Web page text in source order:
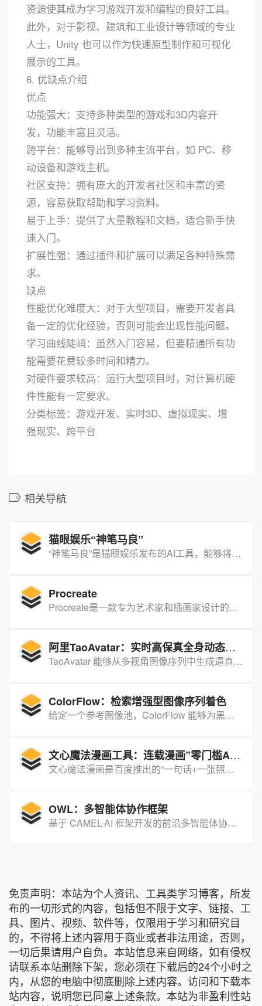
资源使其成为学习游戏开发和编程的良好工具。
此外，对于影视、建筑和工业设计等领域的专业
人士，Unity 也可以作为快速原型制作和可视化
展示的工具。
6. 优缺点介绍
优点
功能强大：支持多种类型的游戏和3D内容开
发，功能丰富且灵活。
跨平台：能够导出到多种主流平台，如 PC、移
动设备和游戏主机。
社区支持：拥有庞大的开发者社区和丰富的资
源，容易获取帮助和学习资料。
易于上手：提供了大量教程和文档，适合新手快
速入门。
扩展性强：通过插件和扩展可以满足各种特殊需
求。
缺点
性能优化难度大：对于大型项目，需要开发者具
备一定的优化经验，否则可能会出现性能问题。
学习曲线陡峭：虽然入门容易，但要精通所有功
能需要花费较多时间和精力。
对硬件要求较高：运行大型项目时，对计算机硬
件性能有一定要求。
分类标签：游戏开发、实时3D、虚拟现实、增
强现实、跨平台
相关导航
猫眼娱乐“神笔马良”
“神笔马良”是猫眼娱乐发布的AI工具，能够将长剧本一键转化为视听化呈现的动态故事板。
Procreate
Procreate是一款专为艺术家和插画家设计的，功能强大的数字绘画软件，特别适合在iPad等iOS设备上进行创意绘画和设计。
阿里TaoAvatar：实时高保真全身动态虚拟形象生成工具
TaoAvatar 能够从多视角图像序列中生成逼真的、拓扑结构一致的 3D 全身虚拟形象
ColorFlow：检索增强型图像序列着色
给定一个参考图像池，ColorFlow 能够为黑白图像序列中的各种元素（包括角色的头发颜色和服装）准确地生成颜色，并确保与参考图像的颜色一致性。
文心魔法漫画工具：连载漫画”零门槛AI创作工具
文心魔法漫画是百度推出的“一句话+一张照片即可2分钟生成连载漫画”的零门槛AI创作工具。
OWL：多智能体协作框架
基于 CAMEL-AI 框架开发的前沿多智能体协作框架，致力于通过动态智能体交互实现高效、自然且稳健的任务自动化。
免责声明：本站为个人资讯、工具类学习博客，所发
布的一切形式的内容，包括但不限于文字、链接、工
具、图片、视频、软件等，仅限用于学习和研究目
的，不得将上述内容用于商业或者非法用途，否则，
一切后果请用户自负。本站信息来自网络，如有侵权
请联系本站删除下架，您必须在下载后的24个小时之
内，从您的电脑中彻底删除上述内容。访问和下载本
站内容，说明您已同意上述条款。本站为非盈利性站